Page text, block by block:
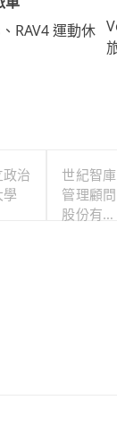
RAV4 運動休
治
學
世紀智庫
管理顧問
股份有限